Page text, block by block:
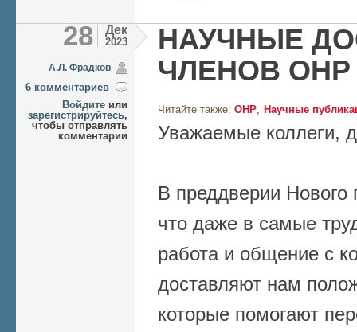
28 Дек
2023
А.Л. Фрадков
6 комментариев
Войдите или
зарегистрируйтесь,
чтобы отправлять
комментарии
НАУЧНЫЕ
ЧЛЕНОВ ОНР
Читайте также: ОНР Научные
Уважаемые коллеги,
В преддверии Нового
что даже в самые
работа и общение с
доставляют нам
которые помогают